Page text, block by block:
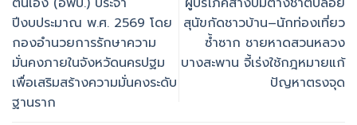
ปีงบประมาณ พ.ศ. 2569 โดย
กองอำนวยการรักษาความ
มั่นคงภายในจังหวัดนครปฐม
เพื่อเสริมสร้างความมั่นคงระดับ
ฐานราก
สุนัขกัดชาวบ้าน–นักท่องเที่ยว
ซ้ำซาก ชายหาดสวนหลวง
บางสะพาน จี้เร่งใช้กฎหมายแก้
ปัญหาตรงจุด